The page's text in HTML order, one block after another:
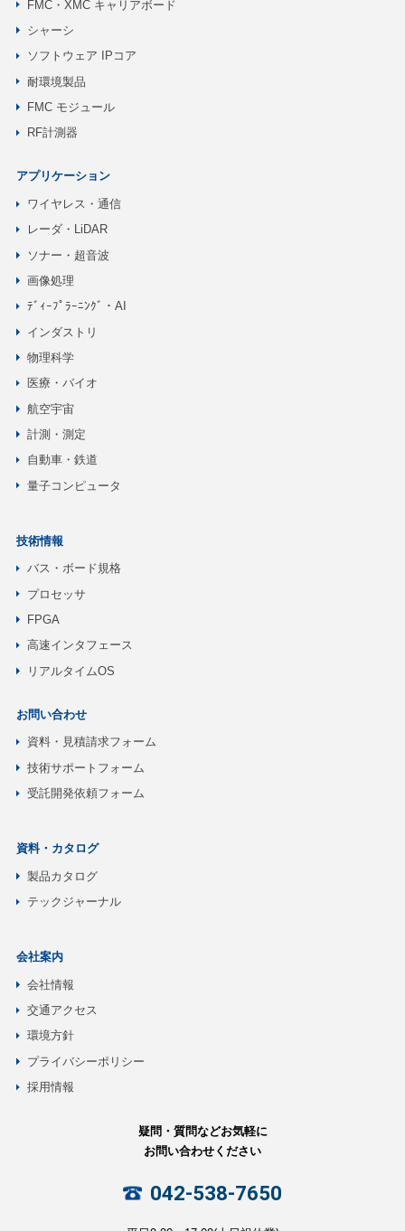
FMC・XMC キャリアボード
シャーシ
ソフトウェア IPコア
耐環境製品
FMC モジュール
RF計測器
アプリケーション
ワイヤレス・通信
レーダ・LiDAR
ソナー・超音波
画像処理
ﾃﾞｨｰﾌﾟﾗｰﾆﾝｸﾞ・AI
インダストリ
物理科学
医療・バイオ
航空宇宙
計測・測定
自動車・鉄道
量子コンピュータ
技術情報
バス・ボード規格
プロセッサ
FPGA
高速インタフェース
リアルタイムOS
お問い合わせ
資料・見積請求フォーム
技術サポートフォーム
受託開発依頼フォーム
資料・カタログ
製品カタログ
テックジャーナル
会社案内
会社情報
交通アクセス
環境方針
プライバシーポリシー
採用情報
疑問・質問などお気軽に
お問い合わせください
042-538-7650